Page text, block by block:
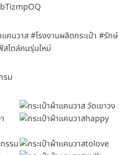
คนวาส #โรงงานผลิตกระเป๋า #รักษ์
ไตล์คนรุ่นใหม่